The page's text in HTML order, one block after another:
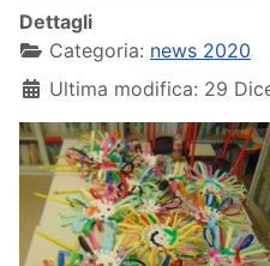
Dettagli
Categoria: news 2020
Ultima modifica: 29